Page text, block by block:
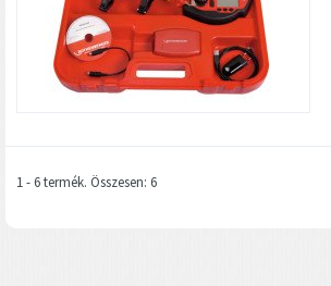
1 - 6 termék. Összesen: 6